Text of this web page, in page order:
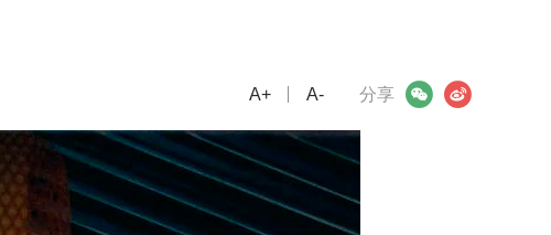
分享
微信 微博
A+ A-